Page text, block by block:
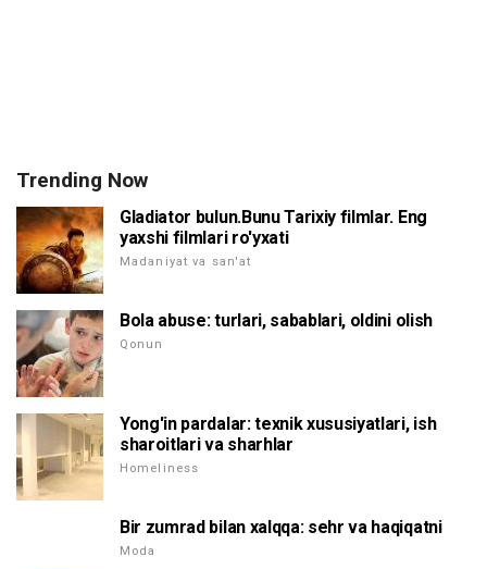
Trending Now
Gladiator bulun.Bunu Tarixiy filmlar. Eng
yaxshi filmlari ro'yxati
Madaniyat va san'at
Bola abuse: turlari, sabablari, oldini olish
Qonun
Yong'in pardalar: texnik xususiyatlari, ish
sharoitlari va sharhlar
Homeliness
Bir zumrad bilan xalqqa: sehr va haqiqatni
Moda